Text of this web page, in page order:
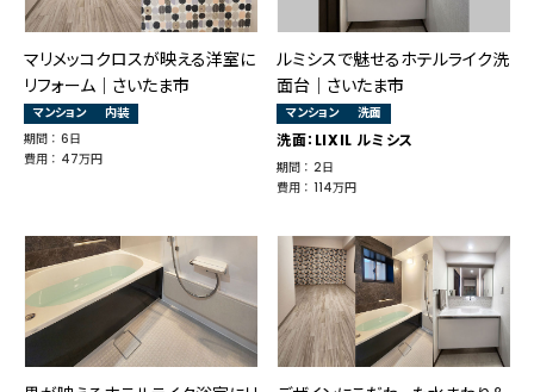
マリメッコクロスが映える洋室に
リフォーム｜さいたま市
マンション
内装
期間 ： 6日
費用 ： 47万円
ルミシスで魅せるホテルライク洗
面台｜さいたま市
マンション 洗面
洗面：LIXIL ルミシス
期間 ： 2日
費用 ： 114万円